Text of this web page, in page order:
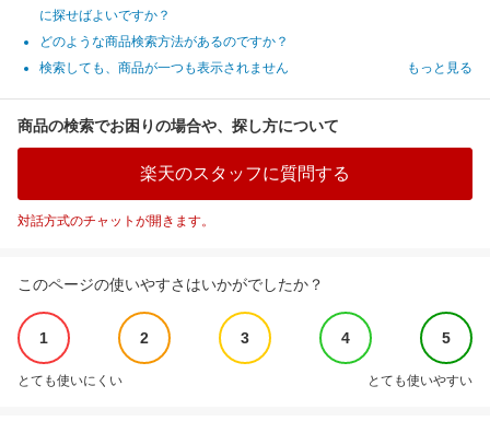
に探せばよいですか？
どのような商品検索方法があるのですか？
検索しても、商品が一つも表示されません
もっと見る
商品の検索でお困りの場合や、探し方について
楽天のスタッフに質問する
対話方式のチャットが開きます。
このページの使いやすさはいかがでしたか？
1 2 3 4 5
とても使いにくい とても使いやすい